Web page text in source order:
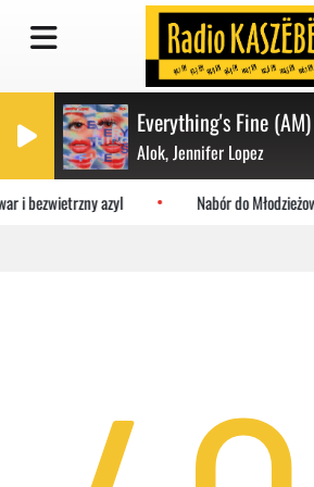
Everything's Fine (AM)
Alok, Jennifer Lopez
i bezwietrzny azyl Nabór do